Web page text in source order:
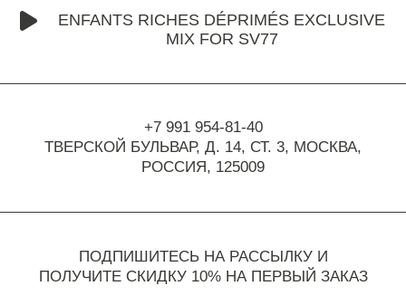
ENFANTS RICHES DÉPRIMÉS EXCLUSIVE
MIX FOR SV77
+7 991 954-81-40
ТВЕРСКОЙ БУЛЬВАР, Д. 14, СТ. 3, МОСКВА,
РОССИЯ, 125009
ПОДПИШИТЕСЬ НА РАССЫЛКУ И
ПОЛУЧИТЕ СКИДКУ 10% НА ПЕРВЫЙ ЗАКАЗ